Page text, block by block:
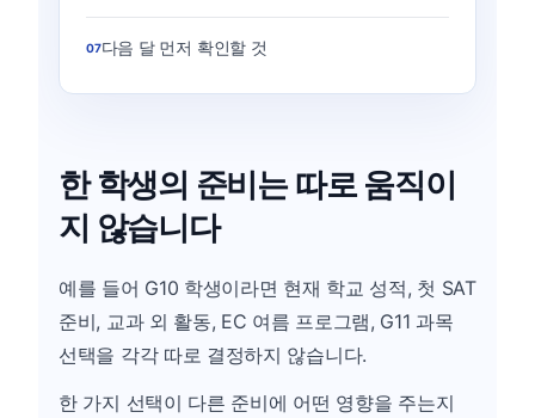
07다음 달 먼저 확인할 것
한 학생의 준비는 따로 움직이
지 않습니다
예를 들어 G10 학생이라면 현재 학교 성적, 첫 SAT
준비, 교과 외 활동, EC 여름 프로그램, G11 과목
선택을 각각 따로 결정하지 않습니다.
한 가지 선택이 다른 준비에 어떤 영향을 주는지